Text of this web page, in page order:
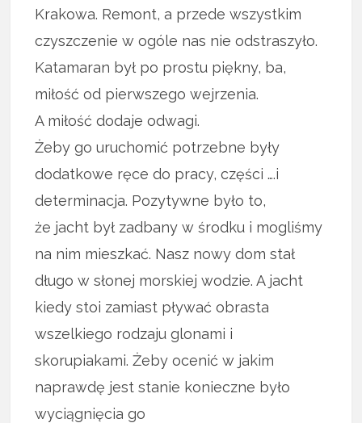
Krakowa. Remont, a przede wszystkim
czyszczenie w ogóle nas nie odstraszyło.
Katamaran był po prostu piękny, ba,
miłość od pierwszego wejrzenia.
A miłość dodaje odwagi.
Żeby go uruchomić potrzebne były
dodatkowe ręce do pracy, części ….i
determinacja. Pozytywne było to,
że jacht był zadbany w środku i mogliśmy
na nim mieszkać. Nasz nowy dom stał
długo w słonej morskiej wodzie. A jacht
kiedy stoi zamiast pływać obrasta
wszelkiego rodzaju glonami i
skorupiakami. Żeby ocenić w jakim
naprawdę jest stanie konieczne było
wyciągnięcia go